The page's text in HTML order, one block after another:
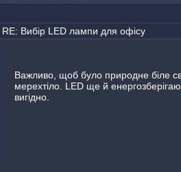
RE: Вибір LED лампи для офісу
Важливо, щоб було природне біле
мерехтіло. LED ще й
вигідно.